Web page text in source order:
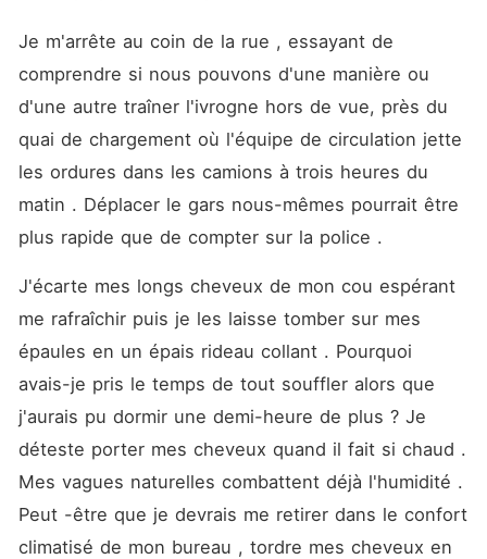
Je m'arrête au coin de la rue , essayant de
comprendre si nous pouvons d'une manière ou
d'une autre traîner l'ivrogne hors de vue, près du
quai de chargement où l'équipe de circulation jette
les ordures dans les camions à trois heures du
matin . Déplacer le gars nous-mêmes pourrait être
plus rapide que de compter sur la police .
J'écarte mes longs cheveux de mon cou espérant
me rafraîchir puis je les laisse tomber sur mes
épaules en un épais rideau collant . Pourquoi
avais-je pris le temps de tout souffler alors que
j'aurais pu dormir une demi-heure de plus ? Je
déteste porter mes cheveux quand il fait si chaud .
Mes vagues naturelles combattent déjà l'humidité .
Peut -être que je devrais me retirer dans le confort
climatisé de mon bureau , tordre mes cheveux en